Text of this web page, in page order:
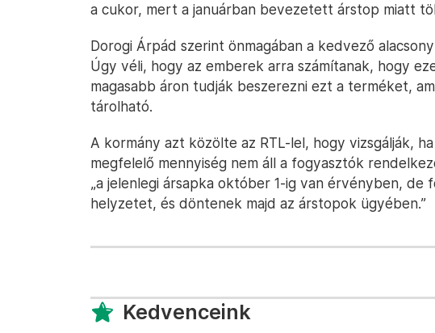
a cukor, mert a januárban bevezetett árstop miatt
Dorogi Árpád szerint önmagában a kedvező
Úgy véli, hogy az emberek arra számítanak, hogy
magasabb áron tudják beszerezni ezt a terméket,
tárolható.
A kormány azt közölte az RTL-lel, hogy vizsgálják,
megfelelő mennyiség nem áll a fogyasztók
„a jelenlegi ársapka október 1-ig van érvényben, de
helyzetet, és döntenek majd az árstopok ügyében.”
Kedvenceink